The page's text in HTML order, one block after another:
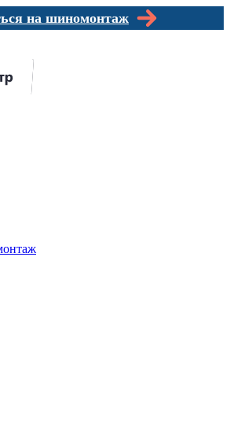
на шиномонтаж